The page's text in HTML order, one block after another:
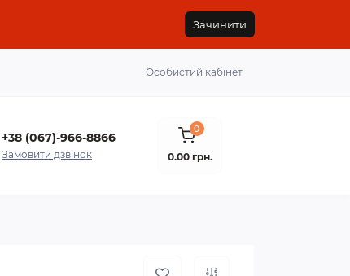
Зачинити
Особистий кабінет
+38 (067)-966-8866
Замовити дзвінок
0
0.00 грн.